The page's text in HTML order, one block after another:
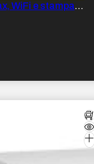
WiFi e stampa